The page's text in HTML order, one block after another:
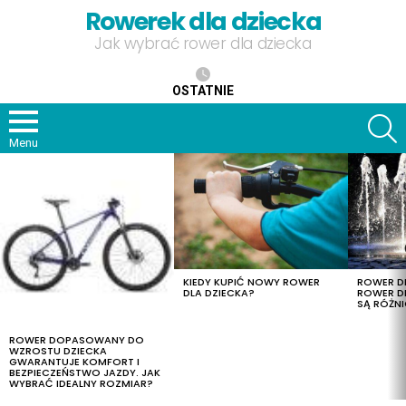
Rowerek dla dziecka
Jak wybrać rower dla dziecka
OSTATNIE
Menu
ROWER DOPASOWANY DO
WZROSTU DZIECKA
GWARANTUJE KOMFORT I
BEZPIECZEŃSTWO JAZDY. JAK
WYBRAĆ IDEALNY ROZMIAR?
KIEDY KUPIĆ NOWY ROWER
DLA DZIECKA?
ROWER
ROWER
SĄ